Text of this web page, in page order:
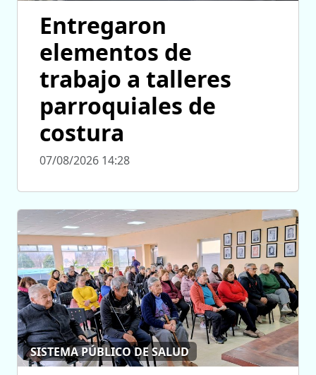
Entregaron
elementos de
trabajo a talleres
parroquiales de
costura
07/08/2026 14:28
SISTEMA PÚBLICO DE SALUD